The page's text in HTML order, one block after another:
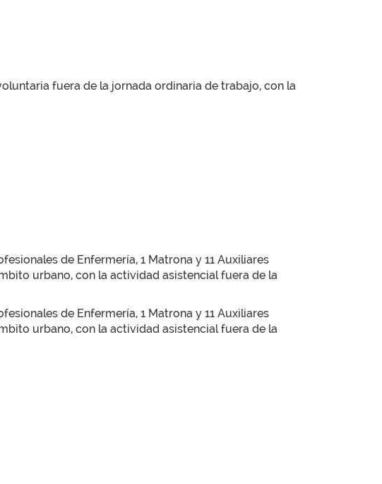
fuera de la jornada ordinaria de trabajo, con la
de Enfermería, 1 Matrona y 11 Auxiliares
urbano, con la actividad asistencial fuera de la
de Enfermería, 1 Matrona y 11 Auxiliares
urbano, con la actividad asistencial fuera de la